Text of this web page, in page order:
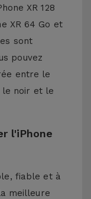
XR 128
XR 64 Go et
sont
pouvez
entre le
le noir et le
l'iPhone
fiable et à
meilleure